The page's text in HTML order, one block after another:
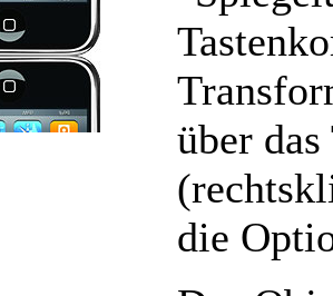
über
die